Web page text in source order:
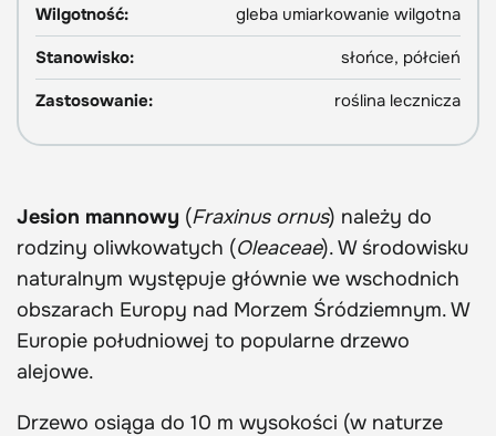
Wilgotność:
gleba umiarkowanie wilgotna
Stanowisko:
słońce, półcień
Zastosowanie:
roślina lecznicza
Jesion mannowy (Fraxinus ornus) należy do
rodziny oliwkowatych (Oleaceae). W środowisku
naturalnym występuje głównie we wschodnich
obszarach Europy nad Morzem Śródziemnym. W
Europie południowej to popularne drzewo
alejowe.
Drzewo osiąga do 10 m wysokości (w naturze